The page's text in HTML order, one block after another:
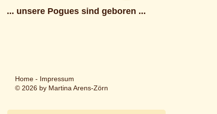
... unsere Pogues sind geboren ...
Home- Impressum
© 2026 by Martina Arens-Zörn